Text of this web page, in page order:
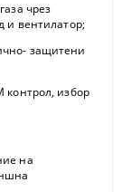
чрез
и вентилатор;
защитени
контрол, избор
на